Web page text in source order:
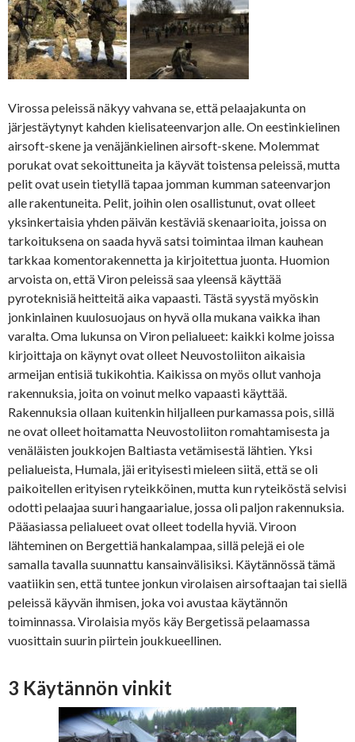
Virossa peleissä näkyy vahvana se, että pelaajakunta on
järjestäytynyt kahden kielisateenvarjon alle. On eestinkielinen
airsoft-skene ja venäjänkielinen airsoft-skene. Molemmat
porukat ovat sekoittuneita ja käyvät toistensa peleissä, mutta
pelit ovat usein tietyllä tapaa jomman kumman sateenvarjon
alle rakentuneita. Pelit, joihin olen osallistunut, ovat olleet
yksinkertaisia yhden päivän kestäviä skenaarioita, joissa on
tarkoituksena on saada hyvä satsi toimintaa ilman kauhean
tarkkaa komentorakennetta ja kirjoitettua juonta. Huomion
arvoista on, että Viron peleissä saa yleensä käyttää
pyroteknisiä heitteitä aika vapaasti. Tästä syystä myöskin
jonkinlainen kuulosuojaus on hyvä olla mukana vaikka ihan
varalta. Oma lukunsa on Viron pelialueet: kaikki kolme joissa
kirjoittaja on käynyt ovat olleet Neuvostoliiton aikaisia
armeijan entisiä tukikohtia. Kaikissa on myös ollut vanhoja
rakennuksia, joita on voinut melko vapaasti käyttää.
Rakennuksia ollaan kuitenkin hiljalleen purkamassa pois, sillä
ne ovat olleet hoitamatta Neuvostoliiton romahtamisesta ja
venäläisten joukkojen Baltiasta vetämisestä lähtien. Yksi
pelialueista, Humala, jäi erityisesti mieleen siitä, että se oli
paikoitellen erityisen ryteikköinen, mutta kun ryteiköstä selvisi
odotti pelaajaa suuri hangaarialue, jossa oli paljon rakennuksia.
Pääasiassa pelialueet ovat olleet todella hyviä. Viroon
lähteminen on Bergettiä hankalampaa, sillä pelejä ei ole
samalla tavalla suunnattu kansainvälisiksi. Käytännössä tämä
vaatiikin sen, että tuntee jonkun virolaisen airsoftaajan tai siellä
peleissä käyvän ihmisen, joka voi avustaa käytännön
toiminnassa. Virolaisia myös käy Bergetissä pelaamassa
vuosittain suurin piirtein joukkueellinen.
3 Käytännön vinkit